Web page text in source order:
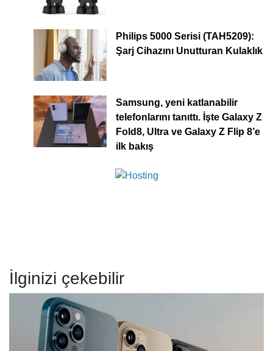
Philips 5000 Serisi (TAH5209):
Şarj Cihazını Unutturan Kulaklık
Samsung, yeni katlanabilir
telefonlarını tanıttı. İşte Galaxy Z
Fold8, Ultra ve Galaxy Z Flip 8’e
ilk bakış
İlginizi çekebilir